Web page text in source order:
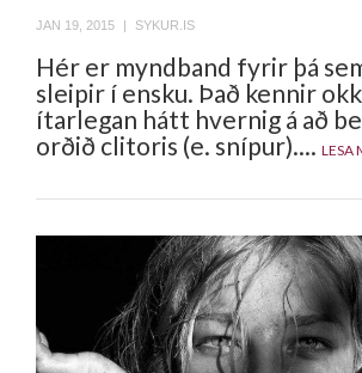
JAN 19, 2015 | SYKUR.IS
Hér er myndband fyrir þá
sleipir í ensku. Það kennir
ítarlegan hátt hvernig á að
orðið clitoris (e. snípur).... LESA